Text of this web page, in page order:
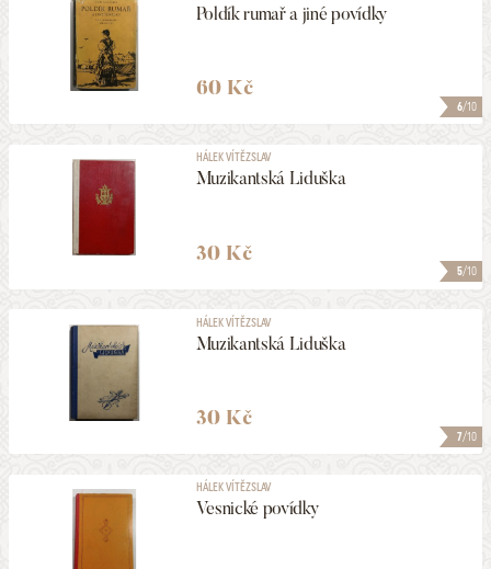
6/10
Poldík rumař a jiné povídky
60 Kč
5/10
HÁLEK VÍTĚZSLAV
Muzikantská Liduška
30 Kč
7/10
HÁLEK VÍTĚZSLAV
Muzikantská Liduška
30 Kč
HÁLEK VÍTĚZSLAV
Vesnické povídky